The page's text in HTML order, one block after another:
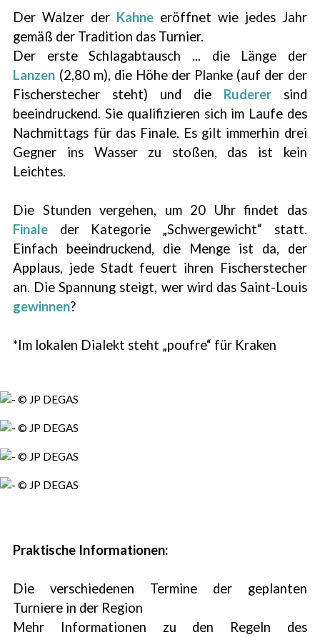
Der Walzer der Kahne eröffnet wie jedes Jahr
gemäß der Tradition das Turnier.
Der erste Schlagabtausch ... die Länge der
Lanzen (2,80 m), die Höhe der Planke (auf der der
Fischerstecher steht) und die Ruderersind
beeindruckend. Sie qualifizieren sich im Laufe des
Nachmittags für das Finale. Es gilt immerhin drei
Gegner ins Wasser zu stoßen, das ist kein
Leichtes.
Die Stunden vergehen, um 20 Uhr findet das
Finale der Kategorie „Schwergewicht“ statt.
Einfach beeindruckend, die Menge ist da, der
Applaus, jede Stadt feuert ihren Fischerstecher
an. Die Spannung steigt, wer wird das Saint-Louis
gewinnen?
*Im lokalen Dialekt steht „poufre“ für Kraken
Praktische Informationen:
Die verschiedenen Termine der geplanten
Turniere in der Region
Mehr Informationen zu den Regeln des